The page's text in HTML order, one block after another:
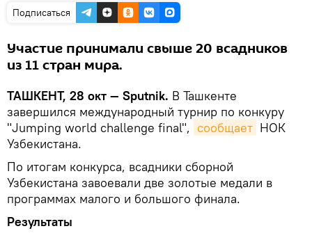
Подписаться
Участие принимали свыше 20 всадников
из 11 стран мира.
ТАШКЕНТ, 28 окт — Sputnik. В Ташкенте
завершился международный турнир по конкуру
"Jumping world challenge final", сообщает НОК
Узбекистана.
По итогам конкурса, всадники сборной
Узбекистана завоевали две золотые медали в
программах малого и большого финала.
Результаты